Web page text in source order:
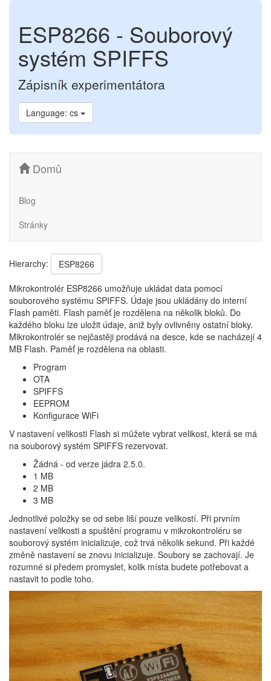
ESP8266 - Souborový
systém SPIFFS
Zápisník experimentátora
Language: cs
Domů
Blog
Stránky
Hierarchy:
ESP8266
Mikrokontrolér ESP8266 umožňuje ukládat data pomocí
souborového systému SPIFFS. Údaje jsou ukládány do interní
Flash paměti. Flash paměť je rozdělena na několik bloků. Do
každého bloku lze uložit údaje, aniž byly ovlivněny ostatní bloky.
Mikrokontrolér se nejčastěji prodává na desce, kde se nacházejí 4
MB Flash. Paměť je rozdělena na oblasti.
Program
OTA
SPIFFS
EEPROM
Konfigurace WiFi
V nastavení velikosti Flash si můžete vybrat velikost, která se má
na souborový systém SPIFFS rezervovat.
Žádná - od verze jádra 2.5.0.
1 MB
2 MB
3 MB
Jednotlivé položky se od sebe liší pouze velikostí. Při prvním
nastavení velikosti a spuštění programu v mikrokontroléru se
souborový systém inicializuje, což trvá několik sekund. Při každé
změně nastavení se znovu inicializuje. Soubory se zachovají. Je
rozumné si předem promyslet, kolik místa budete potřebovat a
nastavit to podle toho.